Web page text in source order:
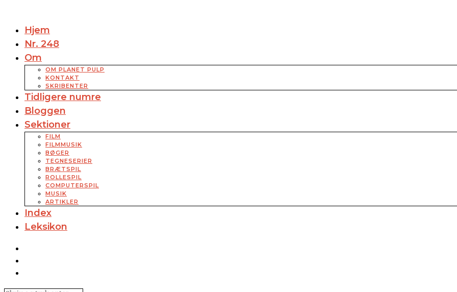
Hjem
Nr. 248
Om
OM PLANET PULP
KONTAKT
SKRIBENTER
Tidligere numre
Bloggen
Sektioner
FILM
FILMMUSIK
BØGER
TEGNESERIER
BRÆTSPIL
ROLLESPIL
COMPUTERSPIL
MUSIK
ARTIKLER
Index
Leksikon